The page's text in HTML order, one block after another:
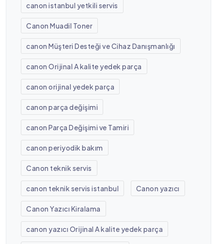
canon istanbul yetkili servis
Canon Muadil Toner
canon Müşteri Desteği ve Cihaz Danışmanlığı
canon Orijinal A kalite yedek parça
canon orijinal yedek parça
canon parça değişimi
canon Parça Değişimi ve Tamiri
canon periyodik bakım
Canon teknik servis
canon teknik servis istanbul Canon yazıcı
Canon Yazıcı Kiralama
canon yazıcı Orijinal A kalite yedek parça